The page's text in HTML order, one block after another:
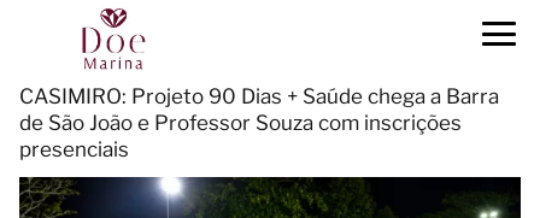
CASIMIRO: Projeto 90 Dias + Saúde chega a Barra
de São João e Professor Souza com inscrições
presenciais